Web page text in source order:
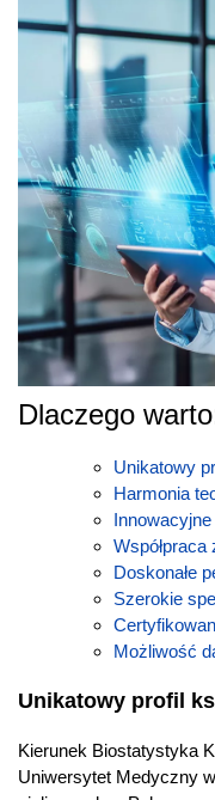
Dlaczego
Unikatowy
Harmonia
Doskonałe
Szerokie
Możliwość
Unikatowy profil
Kierunek Biostatystyka
Uniwersytet Medyczny